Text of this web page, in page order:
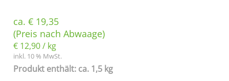
ca. € 19,35
(Preis nach Abwaage)
€ 12,90/ kg
inkl. 10 % MwSt.
Produkt enthält: ca. 1,5 kg